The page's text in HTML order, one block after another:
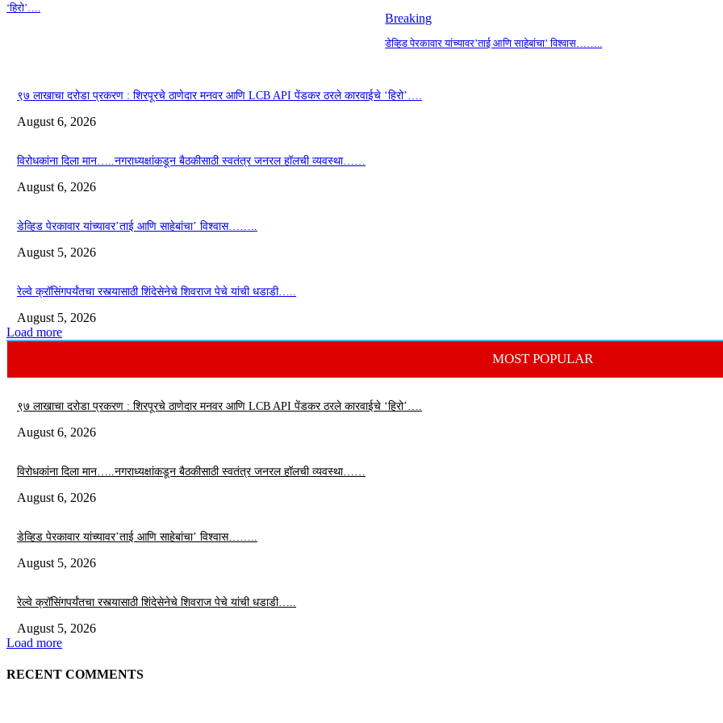
‘हिरो’….
Breaking
डेव्हिड पेरकावार यांच्यावर’ताई आणि साहेबांचा’ विश्वास……..
९७ लाखाचा दरोडा प्रकरण : शिरपूरचे ठाणेदार मनवर आणि LCB API पेंडकर ठरले कारवाईचे ‘हिरो’….
August 6, 2026
विरोधकांना दिला मान…..नगराध्यक्षांकडून बैठकीसाठी स्वतंत्र जनरल हॉलची व्यवस्था……
August 6, 2026
डेव्हिड पेरकावार यांच्यावर’ताई आणि साहेबांचा’ विश्वास……..
August 5, 2026
रेल्वे क्रॉसिंगपर्यंतचा रस्त्यासाठी शिंदेसेनेचे शिवराज पेचे यांची धडाडी…..
August 5, 2026
Load more
MOST POPULAR
९७ लाखाचा दरोडा प्रकरण : शिरपूरचे ठाणेदार मनवर आणि LCB API पेंडकर ठरले कारवाईचे ‘हिरो’….
August 6, 2026
विरोधकांना दिला मान…..नगराध्यक्षांकडून बैठकीसाठी स्वतंत्र जनरल हॉलची व्यवस्था……
August 6, 2026
डेव्हिड पेरकावार यांच्यावर’ताई आणि साहेबांचा’ विश्वास……..
August 5, 2026
रेल्वे क्रॉसिंगपर्यंतचा रस्त्यासाठी शिंदेसेनेचे शिवराज पेचे यांची धडाडी…..
August 5, 2026
Load more
RECENT COMMENTS